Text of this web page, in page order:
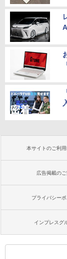
本サイトのご利
広告掲載の
プライバシー
インプレスグ